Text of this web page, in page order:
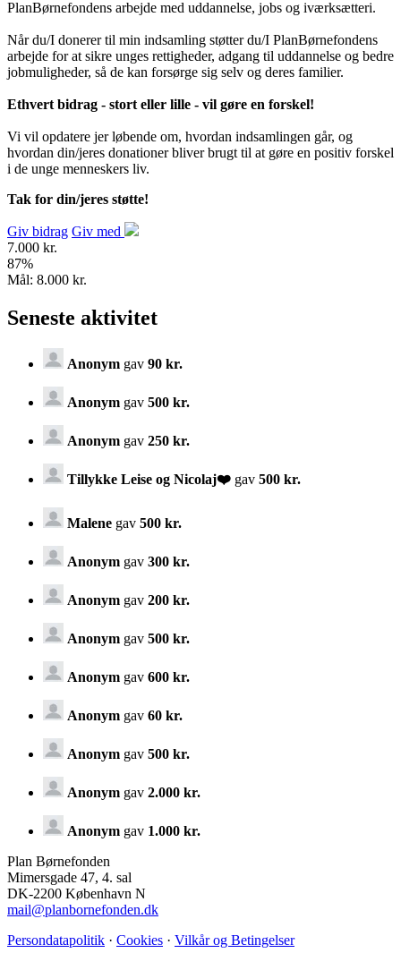
PlanBørnefondens arbejde med uddannelse, jobs og iværksætteri.
Når du/I donerer til min indsamling støtter du/I PlanBørnefondens
arbejde for at sikre unges rettigheder, adgang til uddannelse og bedre
jobmuligheder, så de kan forsørge sig selv og deres familier.
Ethvert bidrag - stort eller lille - vil gøre en forskel!
Vi vil opdatere jer løbende om, hvordan indsamlingen går, og
hvordan din/jeres donationer bliver brugt til at gøre en positiv forskel
i de unge menneskers liv.
Tak for din/jeres støtte!
Giv bidrag Giv med
7.000 kr.
87%
Mål: 8.000 kr.
Seneste aktivitet
Anonym gav 90 kr.
Anonym gav 500 kr.
Anonym gav 250 kr.
Tillykke Leise og Nicolaj❤️ gav 500 kr.
Malene gav 500 kr.
Anonym gav 300 kr.
Anonym gav 200 kr.
Anonym gav 500 kr.
Anonym gav 600 kr.
Anonym gav 60 kr.
Anonym gav 500 kr.
Anonym gav 2.000 kr.
Anonym gav 1.000 kr.
Plan Børnefonden
Mimersgade 47, 4. sal
DK-2200 København N
mail@planbornefonden.dk
Persondatapolitik · Cookies · Vilkår og Betingelser